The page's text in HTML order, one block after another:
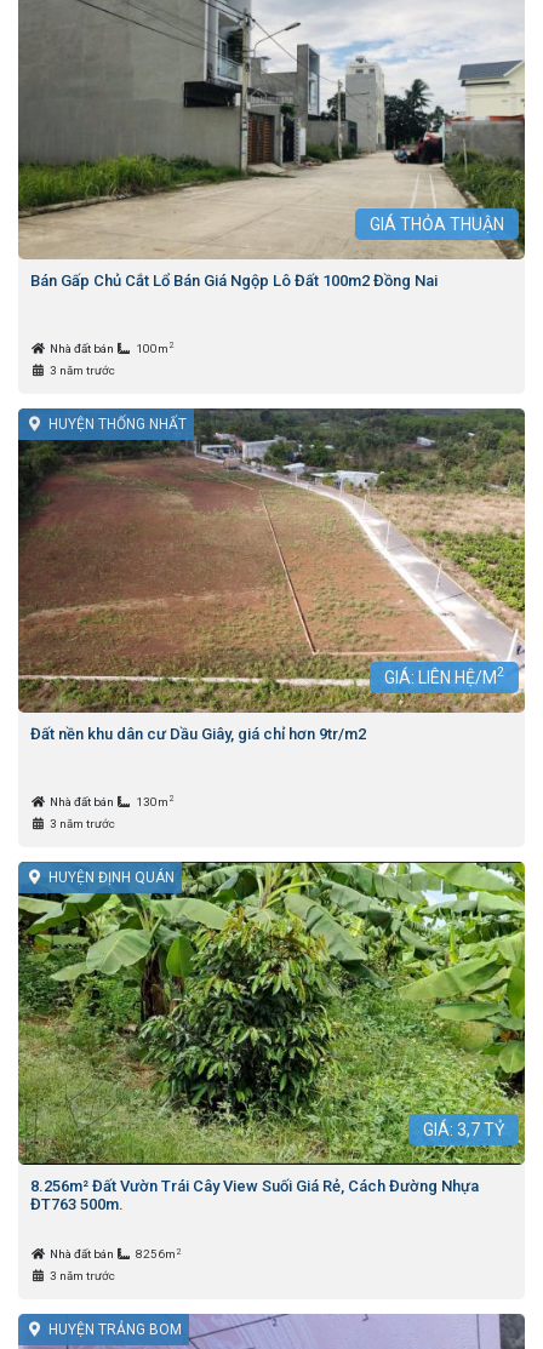
GIÁ THỎA THUẬN
Bán Gấp Chủ Cắt Lổ Bán Giá Ngộp Lô Đất 100m2 Đồng Nai
Nhà đất bán 100m 2
3 năm trước
HUYỆN THỐNG NHẤT
GIÁ: LIÊN HỆ/M2
Đất nền khu dân cư Dầu Giây, giá chỉ hơn 9tr/m2
Nhà đất bán 130m 2
3 năm trước
HUYỆN ĐỊNH QUÁN
GIÁ: 3,7TỶ
8.256m² Đất Vườn Trái Cây View Suối Giá Rẻ, Cách Đường Nhựa
ĐT763 500m.
Nhà đất bán 8256m 2
3 năm trước
HUYỆN TRẢNG BOM